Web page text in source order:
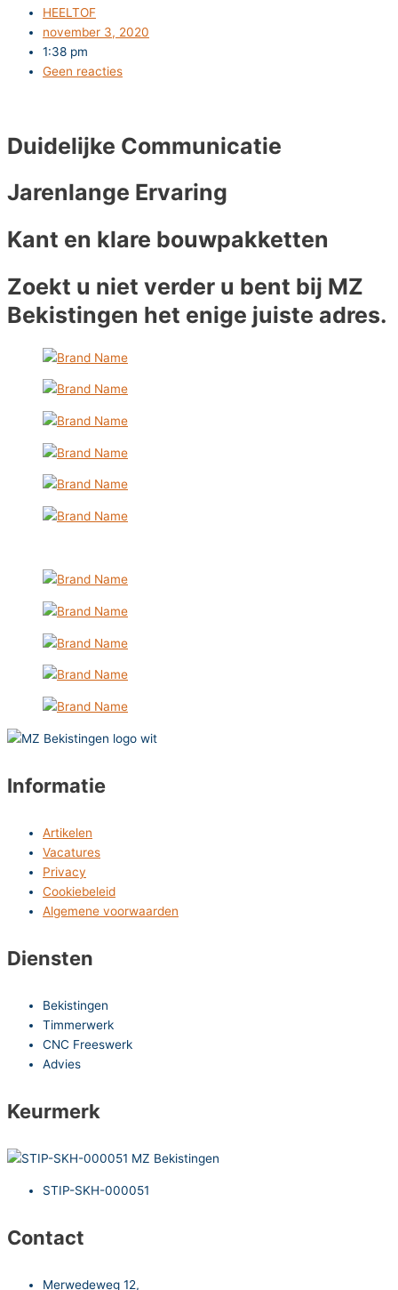
HEELTOF
november 3, 2020
1:38 pm
Geen reacties
Duidelijke Communicatie
Jarenlange Ervaring
Kant en klare bouwpakketten
Zoekt u niet verder u bent bij MZ
Bekistingen het enige juiste adres.
Informatie
Artikelen
Vacatures
Privacy
Cookiebeleid
Algemene voorwaarden
Diensten
Bekistingen
Timmerwerk
CNC Freeswerk
Advies
Keurmerk
STIP-SKH-000051
Contact
Merwedeweg 12,